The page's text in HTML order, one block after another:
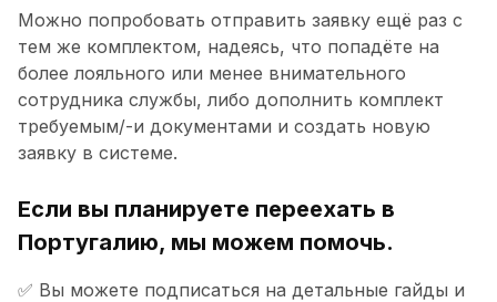
Можно попробовать отправить заявку ещё раз с
тем же комплектом, надеясь, что попадёте на
более лояльного или менее внимательного
сотрудника службы, либо дополнить комплект
требуемым/-и документами и создать новую
заявку в системе.
Если вы планируете переехать в
Португалию, мы можем помочь.
✅ Вы можете подписаться на детальные гайды и